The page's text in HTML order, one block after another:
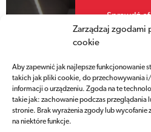
Zarządzaj zgodami
cookie
Aby zapewnić jak najlepsze funkcjonowanie
takich jak pliki cookie, do przechowywania
informacji o urządzeniu. Zgoda na te
takie jak: zachowanie podczas przeglądania
stronie. Brak wyrażenia zgody lub wycofanie
na niektóre funkcje.
Sprawdź